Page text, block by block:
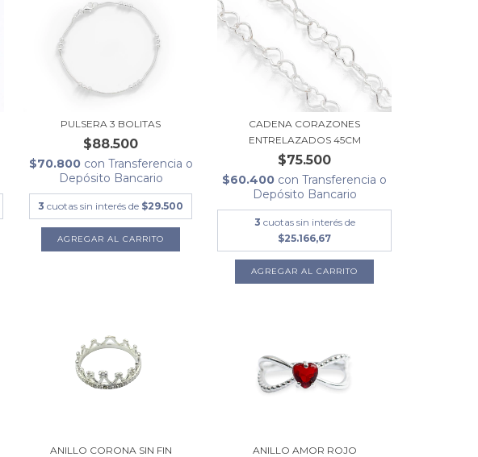
PULSERA 3 BOLITAS
$88.500
$70.800 con Transferencia o
Depósito Bancario
3 cuotas sin interés de $29.500
CADENA CORAZONES
ENTRELAZADOS 45CM
$75.500
$60.400 con Transferencia o
Depósito Bancario
3 cuotas sin interés de
$25.166,67
ANILLO CORONA SIN FIN ANILLO AMOR ROJO